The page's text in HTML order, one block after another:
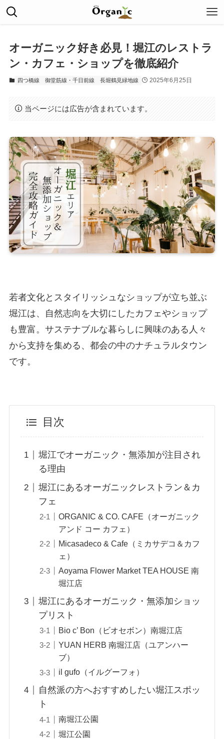
オーガニック好き必見！堀江のレストラ
ン・カフェ・ショップを徹底紹介
四つ橋線 御堂筋線・千日前線 長堀鶴見緑地線 2025年6月25日
当ページには広告が含まれています。
若者文化とスタイリッシュなショップが立ち並ぶ
堀江は、自然志向を大切にしたカフェやショップ
も豊富。サステナブルな暮らしに興味のある人々
から支持を集める、都会の中のナチュラルタウン
です。
目次
堀江でオーガニック・無添加が注目され
る理由
堀江にあるオーガニックレストラン＆カ
フェ
ORGANIC & CO. CAFE（オーガニック
アンド コー カフェ）
Micasadeco & Cafe（ミカサデコ＆カフ
ェ）
Aoyama Flower Market TEA HOUSE 南
堀江店
堀江にあるオーガニック・無添加ショッ
プリスト
Bio c’ Bon（ビオセボン）南堀江店
YUAN HERB 南堀江店（ユアンハー
ブ）
il gufo（イルグーフォ）
自然派の方へおすすめしたい堀江スポッ
ト
南堀江公園
堀江公園